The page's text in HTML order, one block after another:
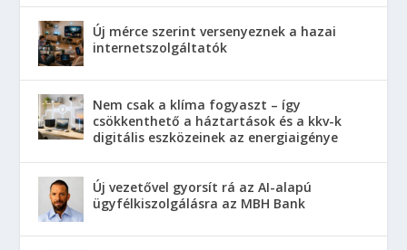
Új mérce szerint versenyeznek a hazai
internetszolgáltatók
Nem csak a klíma fogyaszt – így
csökkenthető a háztartások és a kkv-k
digitális eszközeinek az energiaigénye
Új vezetővel gyorsít rá az AI-alapú
ügyfélkiszolgálásra az MBH Bank